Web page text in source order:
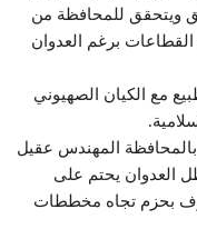
ويتحقق للمحافظة من
برغم العدوان
مع الكيان الصهيوني
بالمحافظة المهندس عقيل
العدوان يحتم على
بحزم تجاه مخططات